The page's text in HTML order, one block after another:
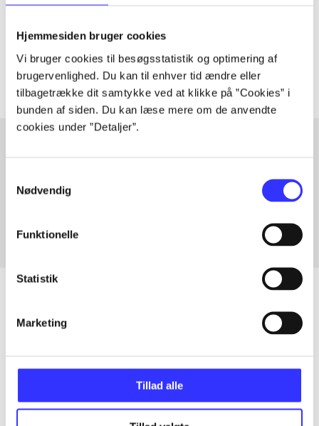
Hjemmesiden bruger cookies
Vi bruger cookies til besøgsstatistik og optimering af
brugervenlighed. Du kan til enhver tid ændre eller
tilbagetrække dit samtykke ved at klikke på ”Cookies” i
bunden af siden. Du kan læse mere om de anvendte
cookies under ”Detaljer”.
Nødvendig
Funktionelle
Statistik
Marketing
Tillad alle
lorem ipsum dolor sit amet ...
Artiklerne i handler ofte om
Fra